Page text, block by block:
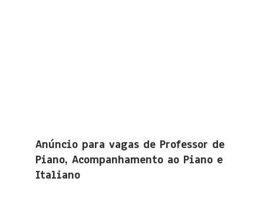
Anúncio para vagas de Professor de
Piano, Acompanhamento ao Piano e
Italiano